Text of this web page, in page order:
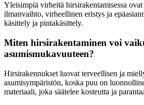
Yleisimpiä virheitä hirsirakentamisessa
ilmanvaihto, virheellinen eristys ja
käsittely ja pintakäsittely.
Miten hirsirakentaminen voi
asumismukavuuteen?
Hirsirakennukset luovat terveellisen ja
asumisympäristön, koska puu on
materiaali, joka säätelee kosteutta ja